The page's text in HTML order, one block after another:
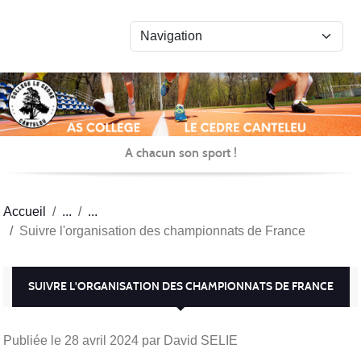
A chacun son sport !
Accueil
Suivre l'organisation des championnats de France
SUIVRE L'ORGANISATION DES CHAMPIONNATS DE FRANCE
Publiée le 28 avril 2024 par David SELIE